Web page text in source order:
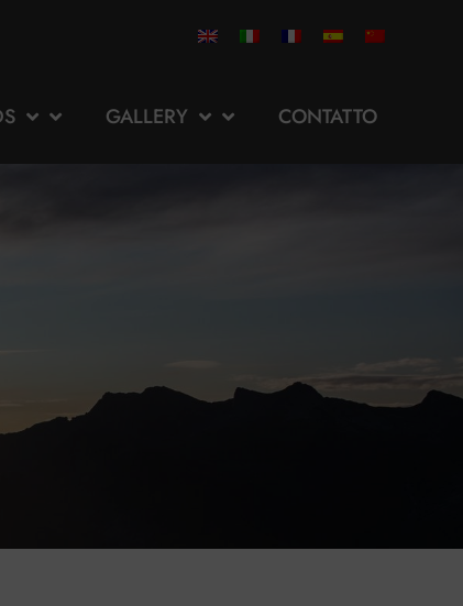
GALLERY CONTATTO